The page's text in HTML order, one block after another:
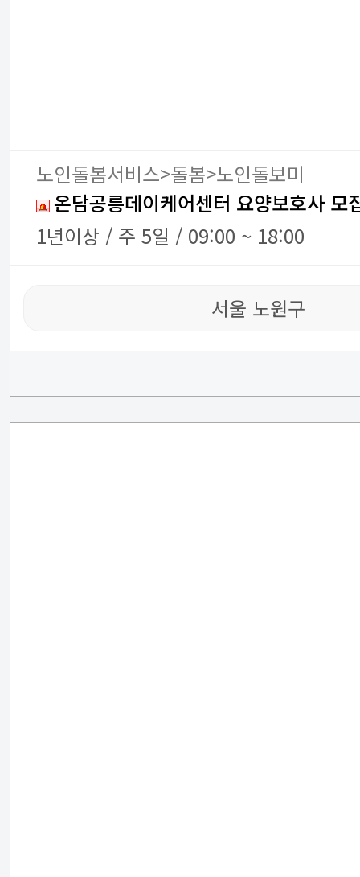
노인돌봄서비스>돌봄>노인돌보미
온담공릉데이케어센터 요양보호사 모
1년이상 / 주 5일 / 09:00 ~ 18:00
서울 노원구